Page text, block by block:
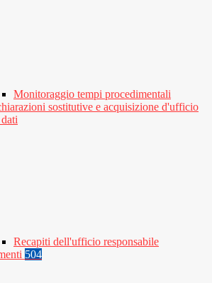
Monitoraggio tempi procedimentali
sostitutive e acquisizione d'ufficio
Recapiti dell'ufficio responsabile
504